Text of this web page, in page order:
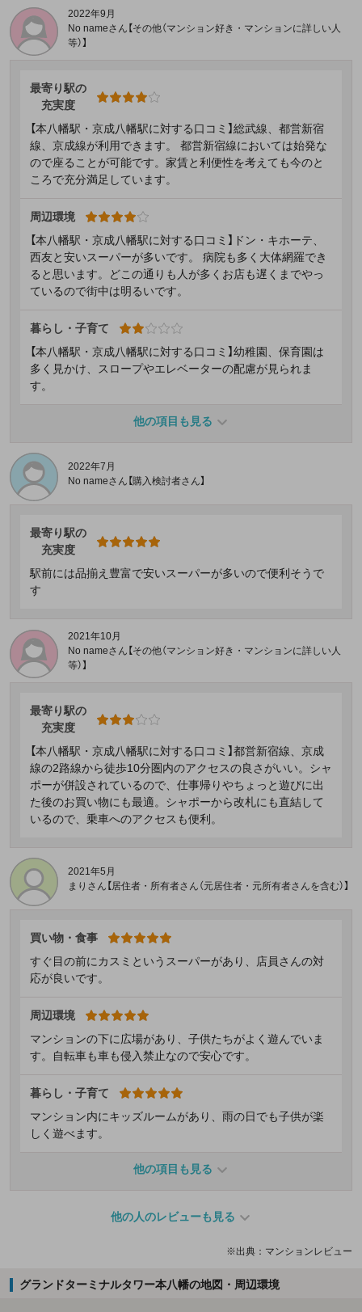
2022年9月
No nameさん【その他（マンション好き・マンションに詳しい人
等）】
最寄り駅の
充実度
【本八幡駅・京成八幡駅に対する口コミ】総武線、都営新宿
線、京成線が利用できます。 都営新宿線においては始発な
ので座ることが可能です。家賃と利便性を考えても今のと
ころで充分満足しています。
周辺環境
【本八幡駅・京成八幡駅に対する口コミ】ドン・キホーテ、
西友と安いスーパーが多いです。 病院も多く大体網羅でき
ると思います。どこの通りも人が多くお店も遅くまでやっ
ているので街中は明るいです。
暮らし・子育て
【本八幡駅・京成八幡駅に対する口コミ】幼稚園、保育園は
多く見かけ、スロープやエレベーターの配慮が見られま
す。
他の項目も見る
2022年7月
No nameさん【購入検討者さん】
最寄り駅の
充実度
駅前には品揃え豊富で安いスーパーが多いので便利そうで
す
2021年10月
No nameさん【その他（マンション好き・マンションに詳しい人
等）】
最寄り駅の
充実度
【本八幡駅・京成八幡駅に対する口コミ】都営新宿線、京成
線の2路線から徒歩10分圏内のアクセスの良さがいい。シャ
ポーが併設されているので、仕事帰りやちょっと遊びに出
た後のお買い物にも最適。シャポーから改札にも直結して
いるので、乗車へのアクセスも便利。
2021年5月
まりさん【居住者・所有者さん（元居住者・元所有者さんを含む）】
買い物・食事
すぐ目の前にカスミというスーパーがあり、店員さんの対
応が良いです。
周辺環境
マンションの下に広場があり、子供たちがよく遊んでいま
す。自転車も車も侵入禁止なので安心です。
暮らし・子育て
マンション内にキッズルームがあり、雨の日でも子供が楽
しく遊べます。
他の項目も見る
他の人のレビューも見る
※出典：マンションレビュー
グランドターミナルタワー本八幡の地図・周辺環境